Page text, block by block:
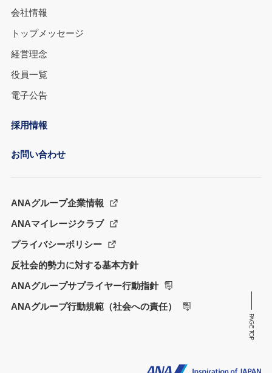
PAGE TOP
会社情報
トップメッセージ
経営理念
役員一覧
電子公告
採用情報
お問い合わせ
ANAグループ企業情報
ANAマイレージクラブ
プライバシーポリシー
反社会的勢力に対する基本方針
ANAグループサプライヤー行動指針
ANAグループ行動規範（社会への責任）